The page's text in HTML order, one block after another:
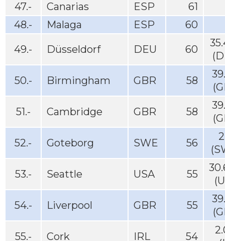
47.-
Canarias ESP
61
48.-
Malaga ESP 60
49.- Düsseldorf DEU 60
50.- Birmingham GBR 58
51.- Cambridge GBR 58
52.- Goteborg SWE 56
53.- Seattle USA 55
54.- Liverpool GBR 55
55.- Cork IRL 54